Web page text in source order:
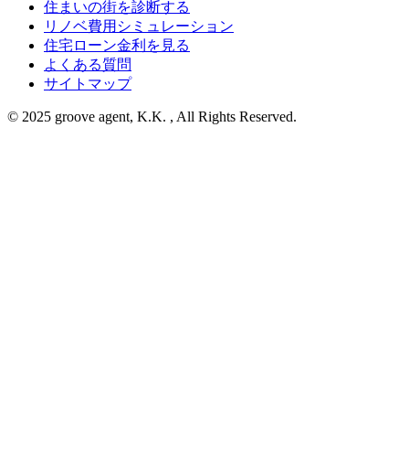
住まいの街を診断する
リノベ費用シミュレーション
住宅ローン金利を見る
よくある質問
サイトマップ
© 2025 groove agent, K.K. , All Rights Reserved.